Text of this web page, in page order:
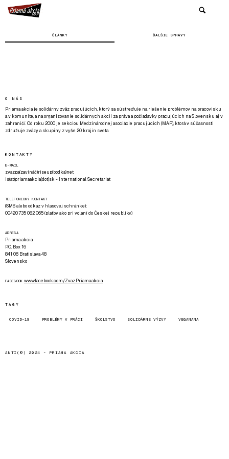
ČLÁNKY ĎALŠIE SPRÁVY
O NÁS
Priama akcia je solidárny zväz pracujúcich, ktorý sa sústreďuje na riešenie problémov na pracovisku
a v komunite, a na organizovanie solidárnych akcií za práva a požiadavky pracujúcich na Slovensku aj v
zahraničí. Od roku 2000 je sekciou Medzinárodnej asociácie pracujúcich (MAP), ktorá v súčasnosti
združuje zväzy a skupiny z vyše 20 krajín sveta.
KONTAKTY
E-MAIL
zvazpa(zavináč)riseup(bodka)net
is(at)priamaakcia(dot)sk - International Secretariat
TELEFONICKÝ KONTAKT
(SMS alebo odkaz v hlasovej schránke):
00420 735 082 065 (platby ako pri volaní do Českej republiky)
ADRESA
Priama akcia
P.O. Box 16
841 06 Bratislava 48
Slovensko
FACEBOOK www.facebook.com/Zvaz.Priama.akcia
TAGY
COVID-19 PROBLÉMY V PRÁCI ŠKOLSTVO SOLIDÁRNE VÝZVY VEGANANA
ANTI(©) 2024 - PRIAMA AKCIA